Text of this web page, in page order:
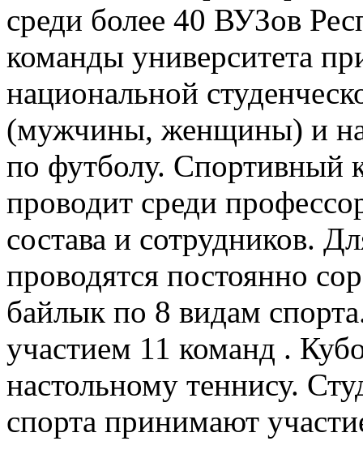
среди более 40 ВУЗов
команды университета
национальной
(мужчины, женщины) и
по футболу. Спортивный
проводит среди
состава и сотрудников.
проводятся постоянно
байлык по 8 видам
участием 11 команд .
настольному теннису.
спорта принимают